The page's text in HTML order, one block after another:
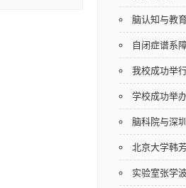
脑认知与教
自闭症谱系
我校成功举
学校成功举
脑科院与深
北京大学韩
实验室张学